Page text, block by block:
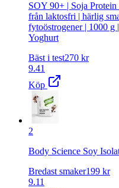
SOY 90+ | Soja
från laktosfri | härlig
fytoöstrogener | 1000
Yoghurt
Bäst i test270 kr
9.41
Köp
2
Body Science Soy
Bredast smaker199 kr
9.11